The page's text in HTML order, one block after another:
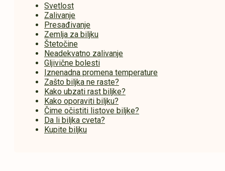
Svetlost
Zalivanje
Presađivanje
Zemlja za biljku
Štetočine
Neadekvatno zalivanje
Gljivične bolesti
Iznenadna promena temperature
Zašto biljka ne raste?
Kako ubzati rast biljke?
Kako oporaviti biljku?
Čime očistiti listove biljke?
Da li biljka cveta?
Kupite biljku